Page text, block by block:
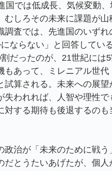
国では低成長、気候変動
しろその未来に課題が山
調査では、先進国のいずれ
ならない」と回答してい
だったのが、21世紀には
もあって、ミレニアル世代
算される。未来への展望
われれば、人智や理性で
対する期待も後退するのも
治が「未来のために戦う
だとうたいあげたが、個人